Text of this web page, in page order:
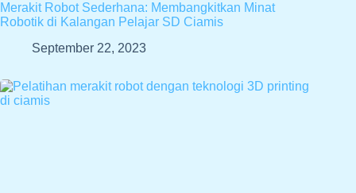
Merakit Robot Sederhana: Membangkitkan Minat
Robotik di Kalangan Pelajar SD Ciamis
September 22, 2023